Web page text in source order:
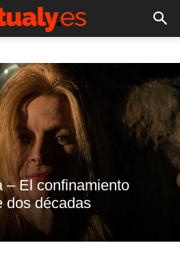
– El confinamiento
dos décadas